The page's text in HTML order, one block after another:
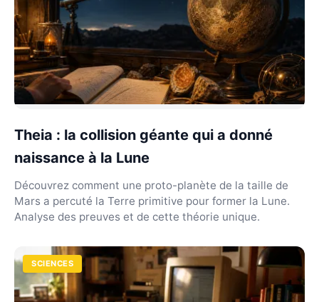
Theia : la collision géante qui a donné
naissance à la Lune
Découvrez comment une proto-planète de la taille de
Mars a percuté la Terre primitive pour former la Lune.
Analyse des preuves et de cette théorie unique.
SCIENCES